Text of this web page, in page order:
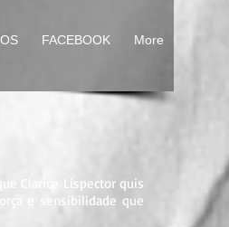
FACEBOOK More
Clarice Lispector quis
e sensibilidade que